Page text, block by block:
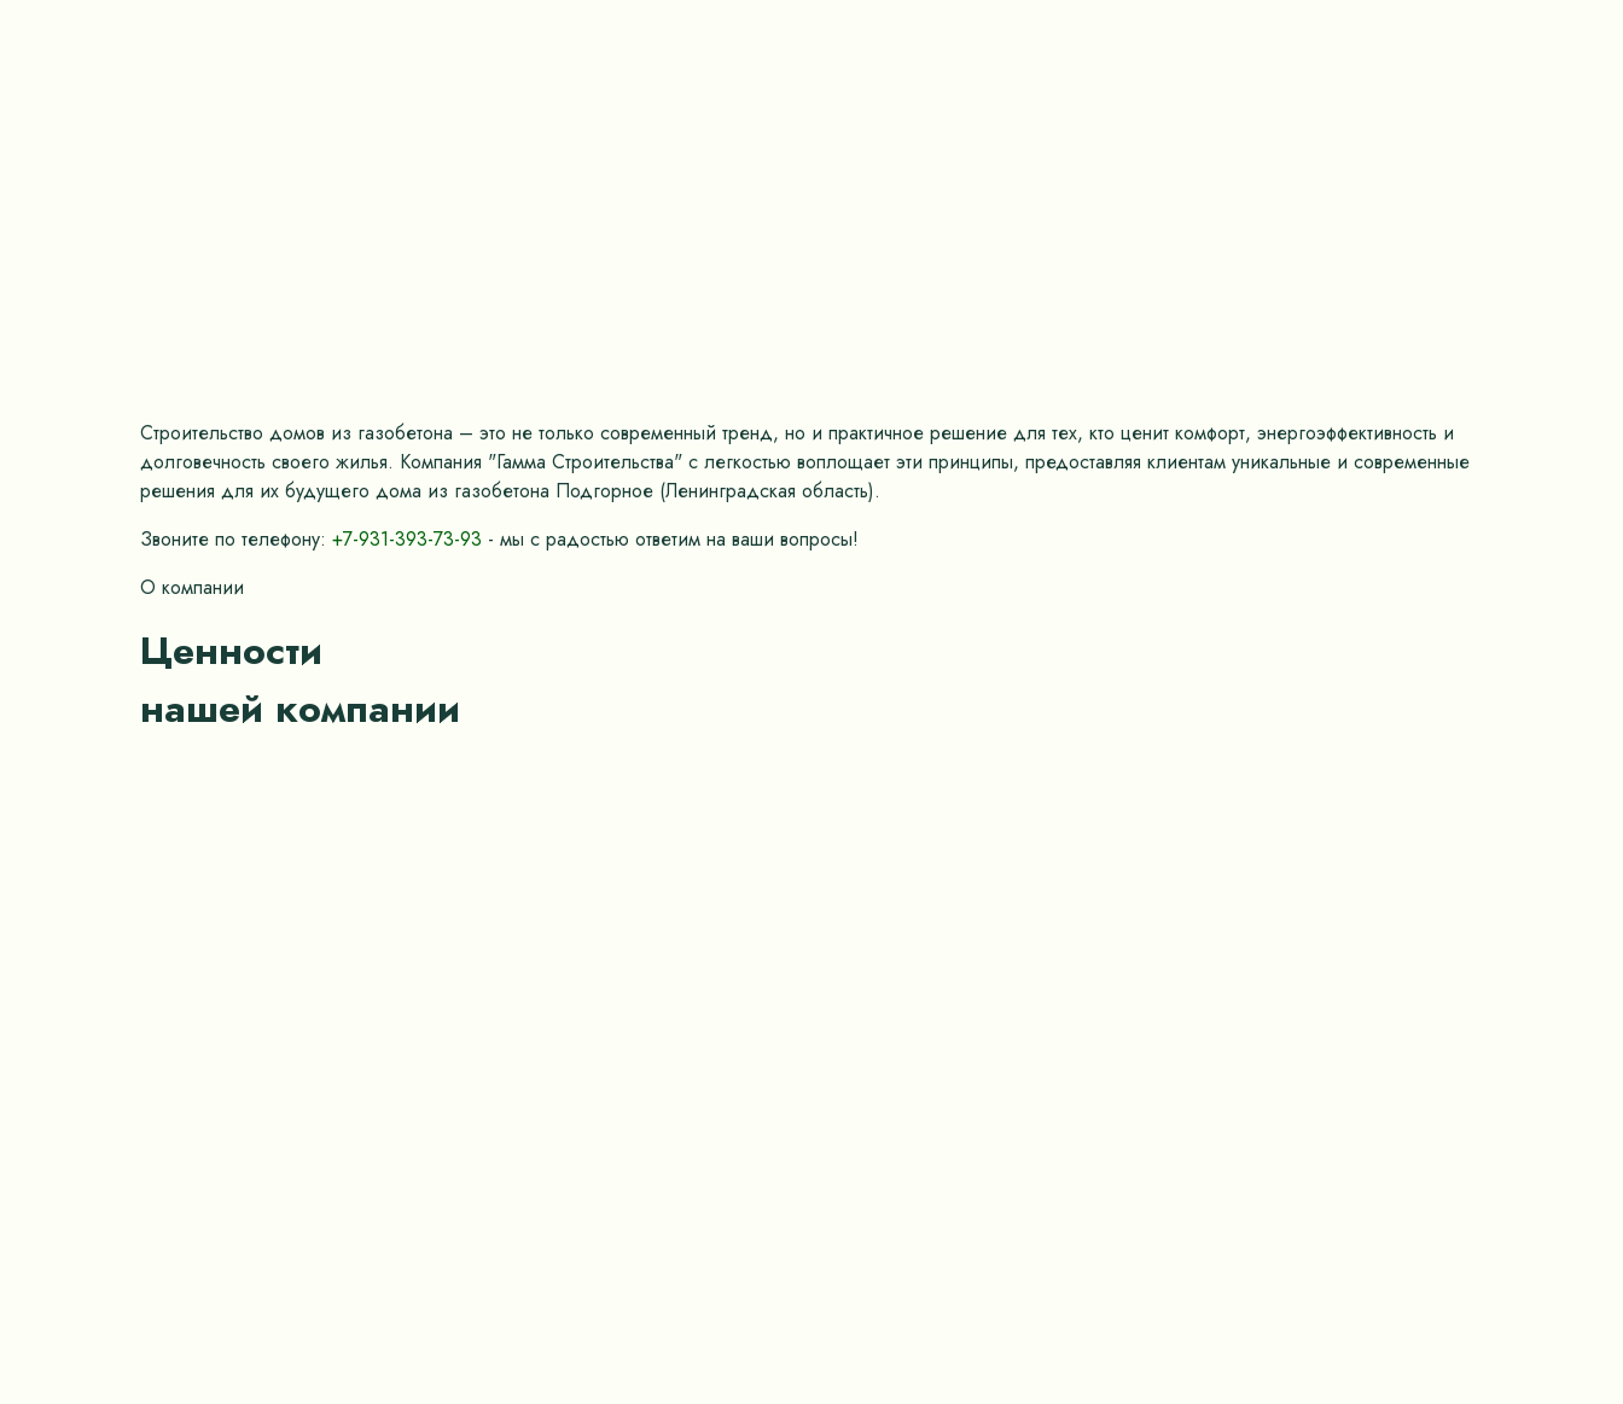
Строительство домов из газобетона – это не только современный тренд, но и практичное решение для тех, кто ценит комфорт, энергоэффективность и
долговечность своего жилья. Компания "Гамма Строительства" с легкостью воплощает эти принципы, предоставляя клиентам уникальные и современные
решения для их будущего дома из газобетона Подгорное (Ленинградская область).
Звоните по телефону: +7-931-393-73-93 - мы с радостью ответим на ваши вопросы!
О компании
Ценности
нашей компании